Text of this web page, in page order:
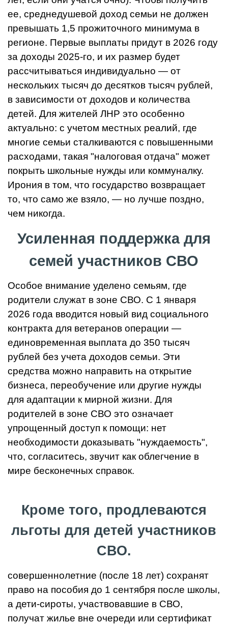
ее, среднедушевой доход семьи не должен
превышать 1,5 прожиточного минимума в
регионе. Первые выплаты придут в 2026 году
за доходы 2025-го, и их размер будет
рассчитываться индивидуально — от
нескольких тысяч до десятков тысяч рублей,
в зависимости от доходов и количества
детей. Для жителей ЛНР это особенно
актуально: с учетом местных реалий, где
многие семьи сталкиваются с повышенными
расходами, такая "налоговая отдача" может
покрыть школьные нужды или коммуналку.
Ирония в том, что государство возвращает
то, что само же взяло, — но лучше поздно,
чем никогда.
Усиленная поддержка для
семей участников СВО
Особое внимание уделено семьям, где
родители служат в зоне СВО. С 1 января
2026 года вводится новый вид социального
контракта для ветеранов операции —
единовременная выплата до 350 тысяч
рублей без учета доходов семьи. Эти
средства можно направить на открытие
бизнеса, переобучение или другие нужды
для адаптации к мирной жизни. Для
родителей в зоне СВО это означает
упрощенный доступ к помощи: нет
необходимости доказывать "нуждаемость",
что, согласитесь, звучит как облегчение в
мире бесконечных справок.
Кроме того, продлеваются
льготы для детей участников
СВО.
совершеннолетние (после 18 лет) сохранят
право на пособия до 1 сентября после школы,
а дети-сироты, участвовавшие в СВО,
получат жилье вне очереди или сертификат